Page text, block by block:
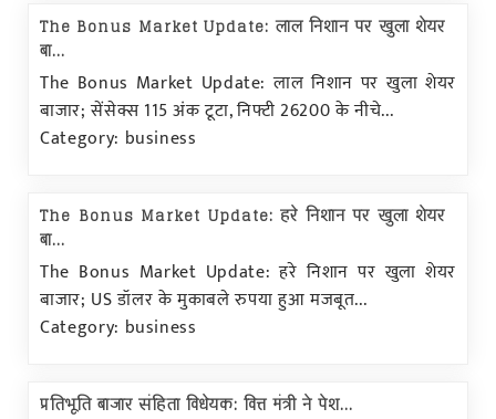
The Bonus Market Update: लाल निशान पर खुला शेयर
बा...
The Bonus Market Update: लाल निशान पर खुला शेयर
बाजार; सेंसेक्स 115 अंक टूटा, निफ्टी 26200 के नीचे...
Category: business
The Bonus Market Update: हरे निशान पर खुला शेयर
बा...
The Bonus Market Update: हरे निशान पर खुला शेयर
बाजार; US डॉलर के मुकाबले रुपया हुआ मजबूत...
Category: business
प्रतिभूति बाजार संहिता विधेयक: वित्त मंत्री ने पेश...